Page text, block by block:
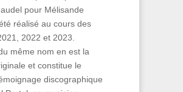
pour Mélisande
réalisé au cours des
2022 et 2023.
même nom en est la
et constitue le
discographique